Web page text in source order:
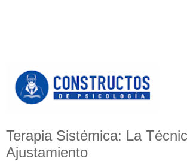
Terapia Sistémica: La
Ajustamiento